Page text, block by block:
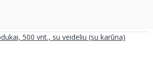
500 vnt., su veideliu (su karūna)